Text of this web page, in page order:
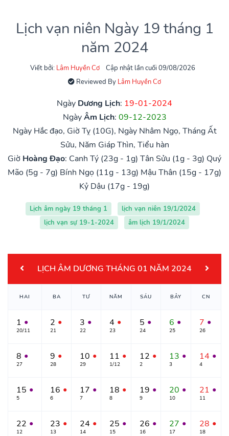
Lịch vạn niên Ngày 19 tháng 1
năm 2024
Viết bởi: Lâm Huyền Cơ
Cập nhật lần cuối 09/08/2026
Reviewed By Lâm Huyền Cơ
Ngày Dương Lịch: 19-01-2024
NgàyÂm Lịch: 09-12-2023
Ngày Hắc đạo, Giờ Tỵ (10G), Ngày Nhâm Ngọ, Tháng Ất
Sửu, Năm Giáp Thìn, Tiểu hàn
Giờ Hoàng Đạo: Canh Tý (23g - 1g) Tân Sửu (1g - 3g) Quý
Mão (5g - 7g) Bính Ngọ (11g - 13g) Mậu Thân (15g - 17g)
Kỷ Dậu (17g - 19g)
Lịch âm ngày 19 tháng 1
lịch vạn niên 19/1/2024
lịch vạn sự 19-1-2024
âm lịch 19/1/2024
LỊCH ÂM DƯƠNG THÁNG 01 NĂM 2024
HAI BA TƯ NĂM SÁU BẢY CN
1 ●
20/11
2 ●
21
3 ●
22
4 ●
23
5 ●
24
6 ●
25
7 ●
26
8 ●
27
9 ●
28
10 ●
29
11 ●
1/12
12 ●
2
13 ●
3
14 ●
4
15 ●
5
16 ●
6
17 ●
7
18 ●
8
19 ●
9
20 ●
10
21 ●
11
22 ●
12
23 ●
13
24 ●
14
25 ●
15
26 ●
16
27 ●
17
28 ●
18